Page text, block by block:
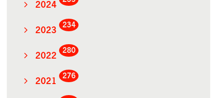
2024
2023
234
2022
280
2021
276